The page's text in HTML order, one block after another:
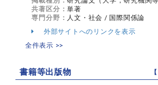
共著区分：単著
専門分野： 人文・社会 / 国際関係論
外部サイトへのリンクを表示
全件表示 >>
書籍等出版物